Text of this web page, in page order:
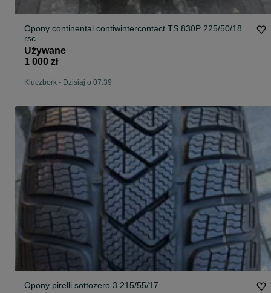
Opony continental contiwintercontact TS 830P 225/50/18
rsc
Używane
1 000 zł
Kluczbork - Dzisiaj o 07:39
Opony pirelli sottozero 3 215/55/17